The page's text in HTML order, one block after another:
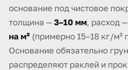
основание под чистовое
толщина —3–10 мм, расход
на м² (примерно 15–18 кг/м²
Основание обязательно
распределяют раклей и